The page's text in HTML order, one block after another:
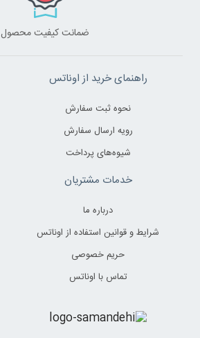
ضمانت کیفیت محصول
راهنمای خرید از اوناتس
نحوه ثبت سفارش
رویه ارسال سفارش
شیوه‌های پرداخت
خدمات مشتریان
درباره ما
شرایط و قوانین استفاده از اوناتس
حریم خصوصی
تماس با اوناتس